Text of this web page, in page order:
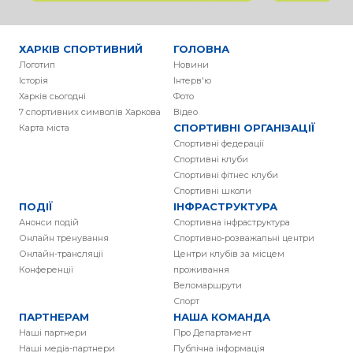
ХАРКІВ СПОРТИВНИЙ
Логотип
Історія
Харків сьогодні
7 спортивних символів Харкова
Карта міста
ГОЛОВНА
Новини
Інтерв'ю
Фото
Вiдео
СПОРТИВНІ ОРГАНІЗАЦІЇ
Спортивні федерації
Спортивні клуби
Спортивні фітнес клуби
Спортивні школи
ПОДІЇ
Анонси подій
Онлайн тренування
Онлайн-трансляції
Конференції
ІНФРАСТРУКТУРА
Спортивна інфраструктура
Спортивно-розважальні центри
Центри клубів за місцем
проживання
Веломаршрути
Спорт
ПАРТНЕРАМ
Наші партнери
Наші медіа-партнери
НАША КОМАНДА
Про Департамент
Публічна інформація